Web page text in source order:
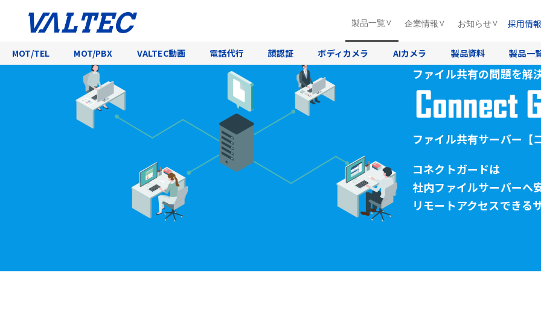
製品一覧
MOT/TEL MOT/PBX VALTEC動画 電話代行 顔認証 ボディカメラ AIカメラ 製品資料 製品一
企業情報 お知らせ 採用情
ファイル共有の問題を解
ファイル共有サーバー
コネクトガードは
社内ファイルサーバーへ
リモートアクセスできる